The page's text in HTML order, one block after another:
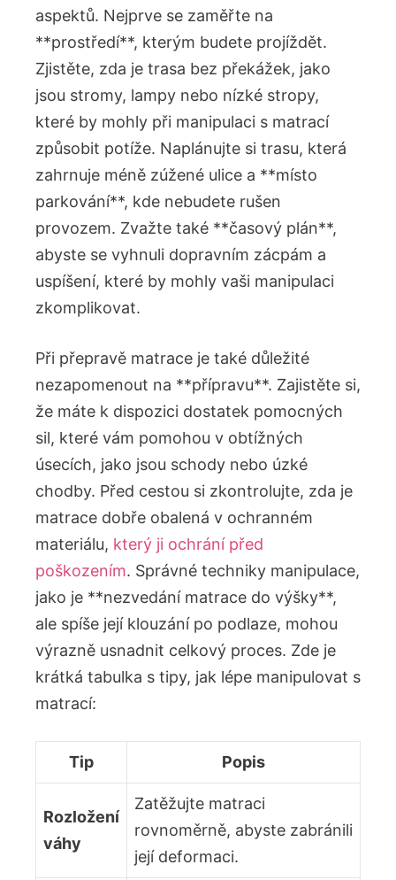
aspektů. Nejprve se zaměřte na
**prostředí**, kterým budete projíždět.
Zjistěte, zda je trasa bez překážek, jako
jsou stromy, lampy nebo nízké stropy,
které by mohly při manipulaci s matrací
způsobit potíže. Naplánujte si trasu, která
zahrnuje méně zúžené ulice a **místo
parkování**, kde nebudete rušen
provozem. Zvažte také **časový plán**,
abyste se vyhnuli dopravním zácpám a
uspíšení, které by mohly vaši manipulaci
zkomplikovat.
Při přepravě matrace je také důležité
nezapomenout na **přípravu**. Zajistěte si,
že máte k dispozici dostatek pomocných
sil, které vám pomohou v obtížných
úsecích, jako jsou schody nebo úzké
chodby. Před cestou si zkontrolujte, zda je
matrace dobře obalená v ochranném
materiálu, který ji ochrání před
poškozením. Správné techniky manipulace,
jako je **nezvedání matrace do výšky**,
ale spíše její klouzání po podlaze, mohou
výrazně usnadnit celkový proces. Zde je
krátká tabulka s tipy, jak lépe manipulovat s
matrací:
Tip Popis
Rozložení
váhy
Zatěžujte matraci
rovnoměrně, abyste zabránili
její deformaci.